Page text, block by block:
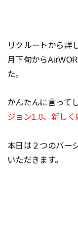
リクルートから詳
月下旬から
た。
かんたんに言って
ジョン1.0、新し
本日は２つのバー
いただきます。